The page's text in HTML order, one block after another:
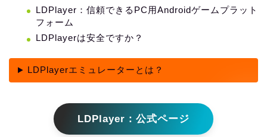
LDPlayer：信頼できるPC用Androidゲームプラット
フォーム
LDPlayerは安全ですか？
LDPlayerエミュレーターとは？
LDPlayer：公式ページ